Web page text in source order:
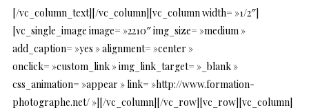
[/vc_column_text][/vc_column][vc_column width= »1/2″]
[vc_single_image image= »2210″ img_size= »medium »
add_caption= »yes » alignment= »center »
onclick= »custom_link » img_link_target= »_blank »
css_animation= »appear » link= »http://www.formation-
photographe.net/ »][/vc_column][/vc_row][vc_row][vc_column]